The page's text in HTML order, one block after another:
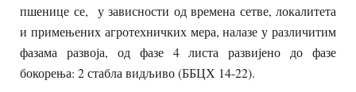
пшенице се, у зависности од времена сетве, локалитета
и примењених агротехничких мера, налазе у различитим
фазама развоја, од фазе 4 листа развијено до фазе
бокорења: 2 стабла видљиво (ББЦХ 14-22).